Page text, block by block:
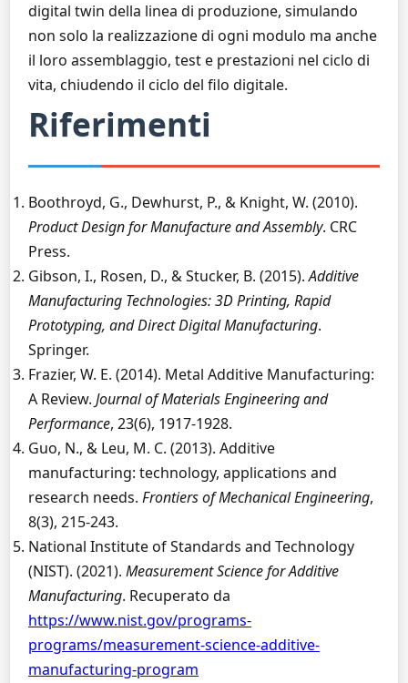
digital twin della linea di produzione, simulando
non solo la realizzazione di ogni modulo ma anche
il loro assemblaggio, test e prestazioni nel ciclo di
vita, chiudendo il ciclo del filo digitale.
Riferimenti
Boothroyd, G., Dewhurst, P., & Knight, W. (2010).
Product Design for Manufacture and Assembly. CRC
Press.
Gibson, I., Rosen, D., & Stucker, B. (2015).Additive
Manufacturing Technologies: 3D Printing, Rapid
Prototyping, and Direct Digital Manufacturing.
Springer.
Frazier, W. E. (2014). Metal Additive Manufacturing:
A Review. Journal of Materials Engineering and
Performance, 23(6), 1917-1928.
Guo, N., & Leu, M. C. (2013). Additive
manufacturing: technology, applications and
research needs. Frontiers of Mechanical Engineering,
8(3), 215-243.
National Institute of Standards and Technology
(NIST). (2021). Measurement Science for Additive
Manufacturing. Recuperato da
https://www.nist.gov/programs-
programs/measurement-science-additive-
manufacturing-program